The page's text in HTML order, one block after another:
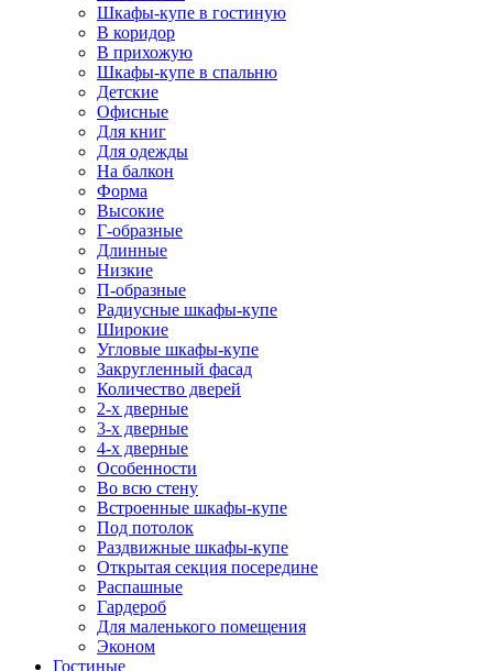
Шкафы-купе в гостиную
В коридор
В прихожую
Шкафы-купе в спальню
Детские
Офисные
Для книг
Для одежды
На балкон
Форма
Высокие
Г-образные
Длинные
Низкие
П-образные
Радиусные шкафы-купе
Широкие
Угловые шкафы-купе
Закругленный фасад
Количество дверей
2-х дверные
3-х дверные
4-х дверные
Особенности
Во всю стену
Встроенные шкафы-купе
Под потолок
Раздвижные шкафы-купе
Открытая секция посередине
Распашные
Гардероб
Для маленького помещения
Эконом
Гостиные